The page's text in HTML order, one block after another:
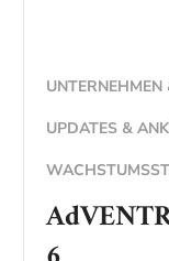
UNTERNEHMEN
UPDATES &